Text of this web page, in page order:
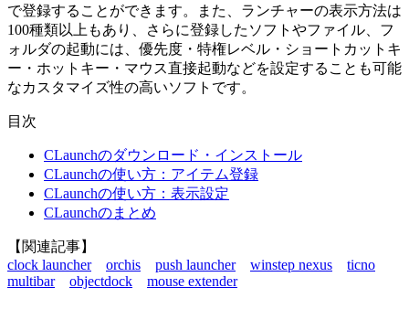
で登録することができます。また、ランチャーの表示方法は
100種類以上もあり、さらに登録したソフトやファイル、フ
ォルダの起動には、優先度・特権レベル・ショートカットキ
ー・ホットキー・マウス直接起動などを設定することも可能
なカスタマイズ性の高いソフトです。
目次
CLaunchのダウンロード・インストール
CLaunchの使い方：アイテム登録
CLaunchの使い方：表示設定
CLaunchのまとめ
【関連記事】
clock launcher
orchis push launcher winstep nexus
ticno
multibar
objectdock mouse extender